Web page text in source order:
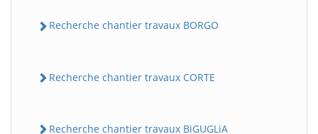
Recherche chantier travaux BORGO
Recherche chantier travaux CORTE
Recherche chantier travaux BiGUGLiA